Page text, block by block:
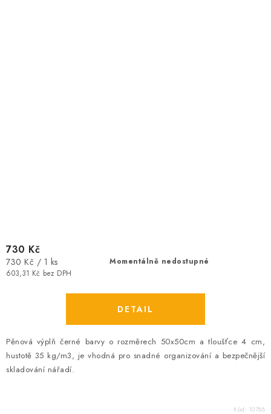
Momentálně nedostupné
603,31 Kč bez DPH
730 Kč
Měrná
cena:
730 Kč / 1 ks
Pěnová výplň černé barvy o rozměrech 50x50cm a tloušťce 4 cm,
hustotě 35 kg/m3, je vhodná pro snadné organizování a bezpečnější
skladování nářadí.
Kód: 10788